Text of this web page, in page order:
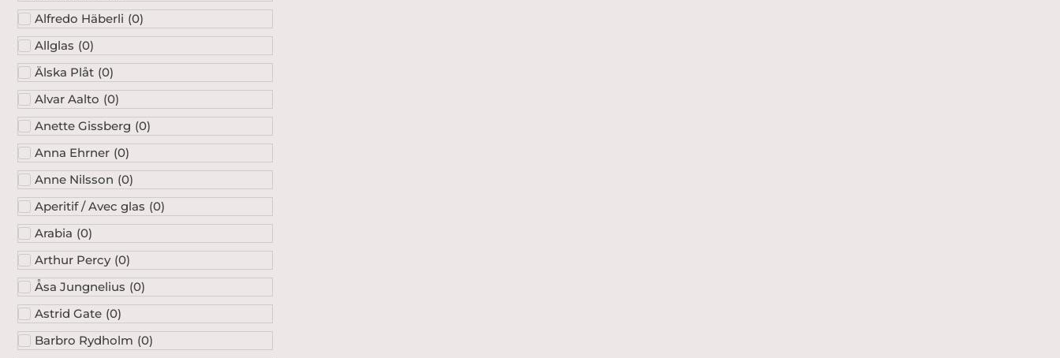
Alfredo Häberli (0)
Allglas (0)
Älska Plåt (0)
Alvar Aalto (0)
Anette Gissberg (0)
Anna Ehrner (0)
Anne Nilsson (0)
Aperitif / Avec glas (0)
Arabia (0)
Arthur Percy (0)
Åsa Jungnelius (0)
Astrid Gate (0)
Barbro Rydholm (0)